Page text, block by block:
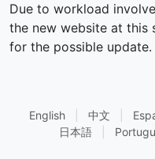
Due to workload
the new website at this
for the possible update.
English 中文
日本語